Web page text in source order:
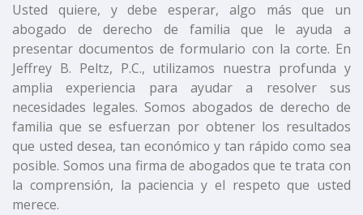
Usted quiere, y debe esperar, algo más que un
abogado de derecho de familia que le ayuda a
presentar documentos de formulario con la corte. En
Jeffrey B. Peltz, P.C., utilizamos nuestra profunda y
amplia experiencia para ayudar a resolver sus
necesidades legales. Somos abogados de derecho de
familia que se esfuerzan por obtener los resultados
que usted desea, tan económico y tan rápido como sea
posible. Somos una firma de abogados que te trata con
la comprensión, la paciencia y el respeto que usted
merece.